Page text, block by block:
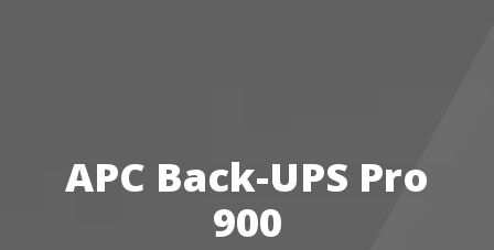
Câblage réseau
NAS
APC Back-UPS Pro
900